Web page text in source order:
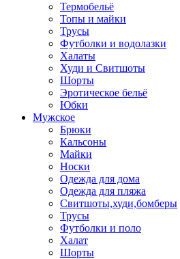
Термобельё
Топы и майки
Трусы
Футболки и водолазки
Халаты
Худи и Свитшоты
Шорты
Эротическое бельё
Юбки
Мужское
Брюки
Кальсоны
Майки
Носки
Одежда для дома
Одежда для пляжа
Свитшоты,худи,бомберы
Трусы
Футболки и поло
Халат
Шорты